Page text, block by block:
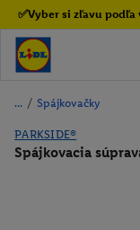
✅Vyber si zľavu podľa
/ Spájkovačky
PARKSIDE®
Spájkovacia